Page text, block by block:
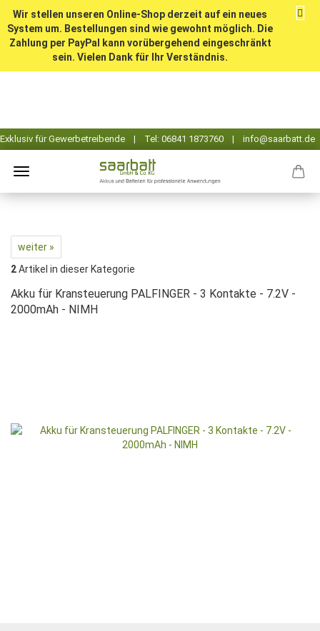
Wir stellen unseren Online-Shop derzeit auf ein neues
System um. Bestellungen sind wie gewohnt möglich. Die
Zahlung per PayPal kann vorübergehend eingeschränkt
sein. Vielen Dank für Ihr Verständnis.
weiter »
2Artikel in dieser Kategorie
Akku für Kransteuerung PALFINGER - 3 Kontakte - 7.2V -
2000mAh - NIMH